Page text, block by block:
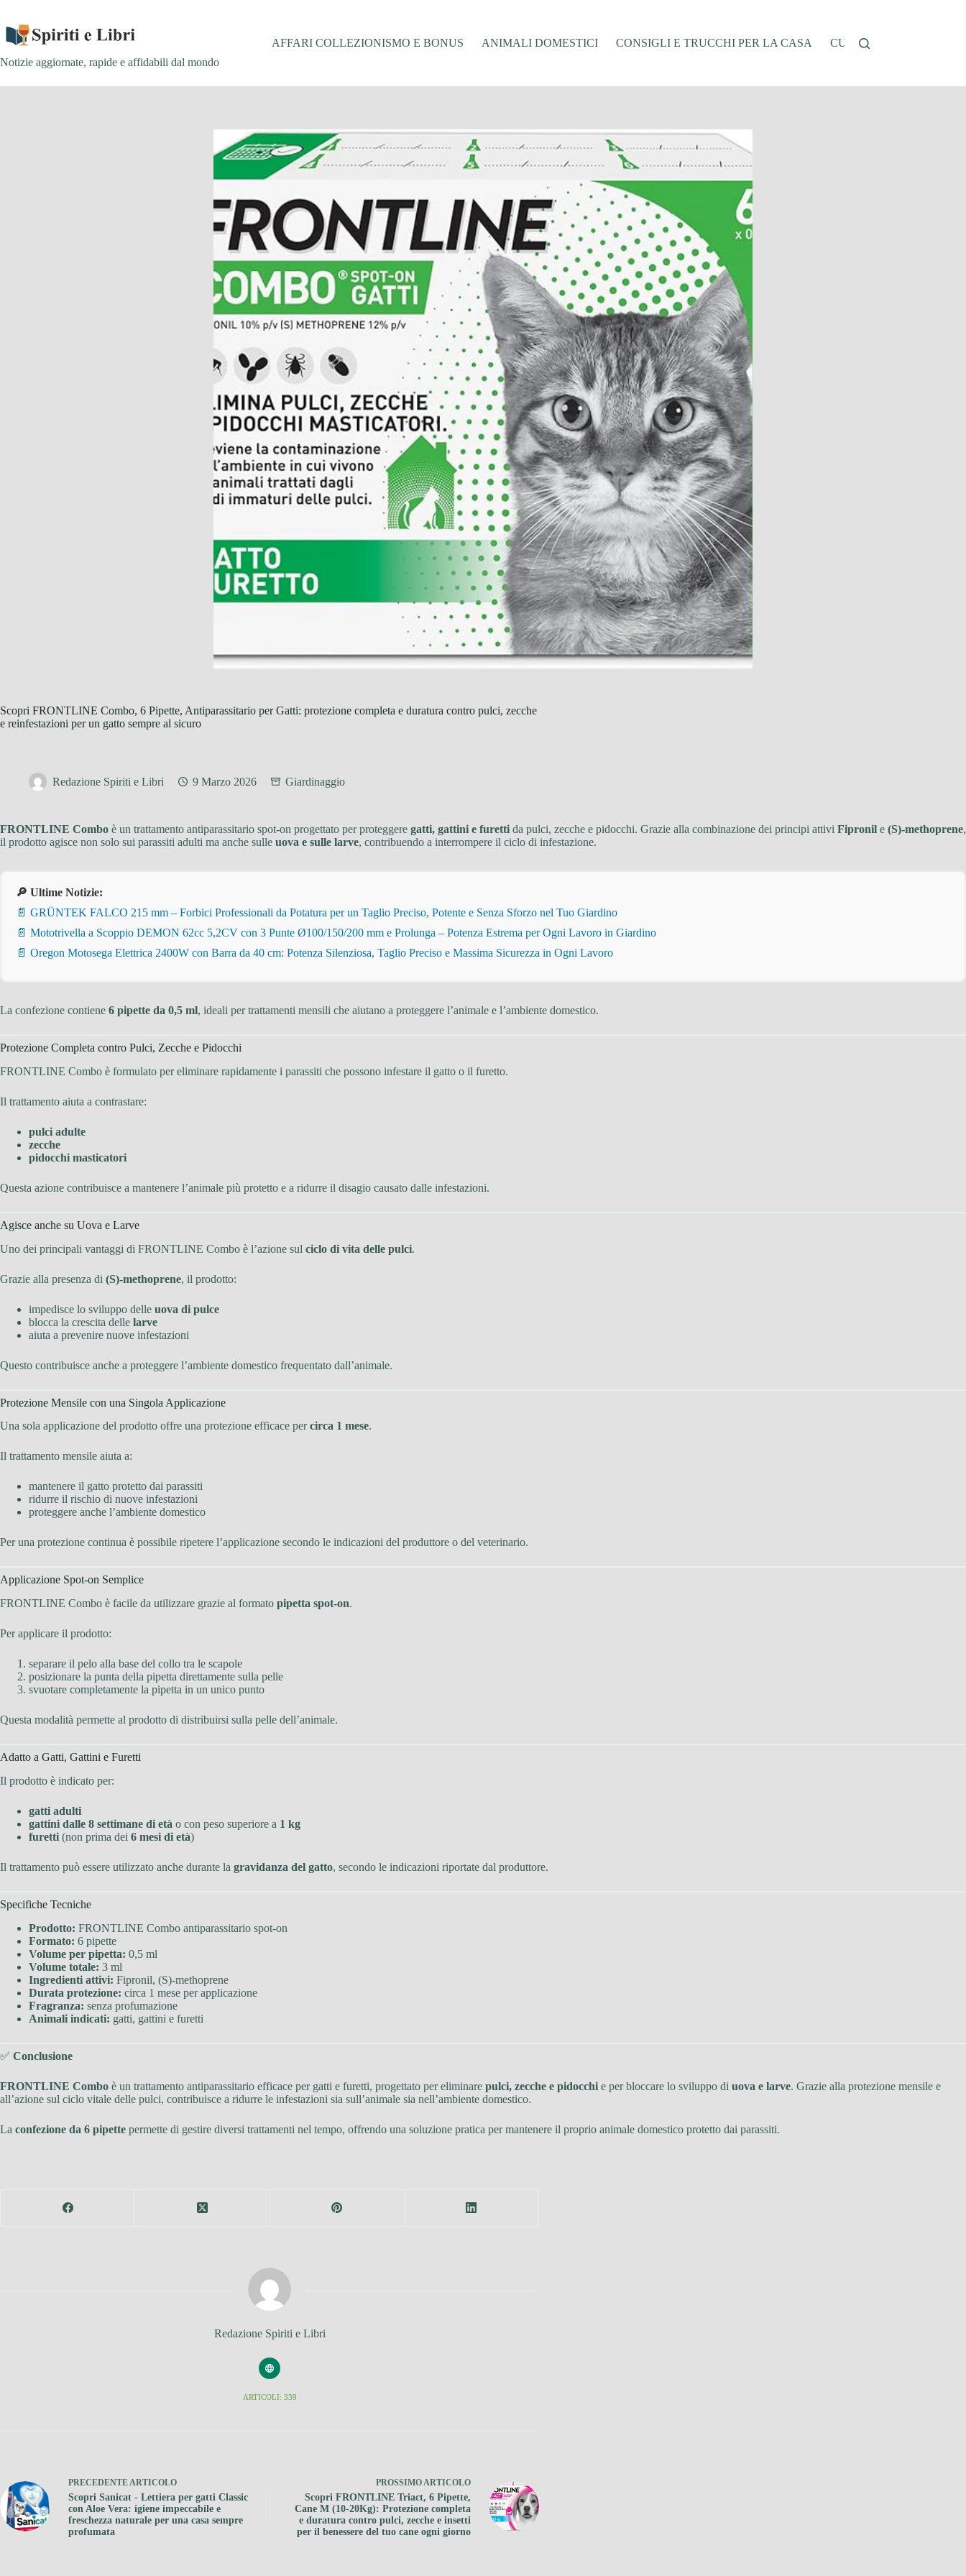
contenuto
Notizie aggiornate, rapide e affidabili dal mondo
AFFARI COLLEZIONISMO E BONUS ANIMALI DOMESTICI CONSIGLI E TRUCCHI PER LA CASA CUCINA E RICETTE
Scopri FRONTLINE Combo, 6 Pipette, Antiparassitario per Gatti: protezione completa e duratura contro pulci, zecche
e reinfestazioni per un gatto sempre al sicuro
Redazione Spiriti e Libri 9 Marzo 2026 Giardinaggio
FRONTLINE Combo è un trattamento antiparassitario spot-on progettato per proteggere gatti, gattini e furetti da pulci, zecche e pidocchi. Grazie alla combinazione dei principi attivi Fipronil e (S)-methoprene,
il prodotto agisce non solo sui parassiti adulti ma anche sulle uova e sulle larve, contribuendo a interrompere il ciclo di infestazione.
🔎 Ultime Notizie:
📄 GRÜNTEK FALCO 215 mm – Forbici Professionali da Potatura per un Taglio Preciso, Potente e Senza Sforzo nel Tuo Giardino
📄 Mototrivella a Scoppio DEMON 62cc 5,2CV con 3 Punte Ø100/150/200 mm e Prolunga – Potenza Estrema per Ogni Lavoro in Giardino
📄 Oregon Motosega Elettrica 2400W con Barra da 40 cm: Potenza Silenziosa, Taglio Preciso e Massima Sicurezza in Ogni Lavoro
La confezione contiene 6 pipette da 0,5 ml, ideali per trattamenti mensili che aiutano a proteggere l’animale e l’ambiente domestico.
Protezione Completa contro Pulci, Zecche e Pidocchi
FRONTLINE Combo è formulato per eliminare rapidamente i parassiti che possono infestare il gatto o il furetto.
Il trattamento aiuta a contrastare:
pulci adulte
zecche
pidocchi masticatori
Questa azione contribuisce a mantenere l’animale più protetto e a ridurre il disagio causato dalle infestazioni.
Agisce anche su Uova e Larve
Uno dei principali vantaggi di FRONTLINE Combo è l’azione sul ciclo di vita delle pulci.
Grazie alla presenza di (S)-methoprene, il prodotto:
impedisce lo sviluppo delle uova di pulce
blocca la crescita delle larve
aiuta a prevenire nuove infestazioni
Questo contribuisce anche a proteggere l’ambiente domestico frequentato dall’animale.
Protezione Mensile con una Singola Applicazione
Una sola applicazione del prodotto offre una protezione efficace percirca 1 mese.
Il trattamento mensile aiuta a:
mantenere il gatto protetto dai parassiti
ridurre il rischio di nuove infestazioni
proteggere anche l’ambiente domestico
Per una protezione continua è possibile ripetere l’applicazione secondo le indicazioni del produttore o del veterinario.
Applicazione Spot-on Semplice
FRONTLINE Combo è facile da utilizzare grazie al formato pipetta spot-on.
Per applicare il prodotto:
separare il pelo alla base del collo tra le scapole
posizionare la punta della pipetta direttamente sulla pelle
svuotare completamente la pipetta in un unico punto
Questa modalità permette al prodotto di distribuirsi sulla pelle dell’animale.
Adatto a Gatti, Gattini e Furetti
Il prodotto è indicato per:
gatti adulti
gattini dalle 8 settimane di età o con peso superiore a 1 kg
furetti (non prima dei 6 mesi di età)
Il trattamento può essere utilizzato anche durante la gravidanza del gatto, secondo le indicazioni riportate dal produttore.
Specifiche Tecniche
Prodotto: FRONTLINE Combo antiparassitario spot-on
Formato: 6 pipette
Volume per pipetta: 0,5 ml
Volume totale: 3 ml
Ingredienti attivi: Fipronil, (S)-methoprene
Durata protezione: circa 1 mese per applicazione
Fragranza: senza profumazione
Animali indicati: gatti, gattini e furetti
✅ Conclusione
FRONTLINE Combo è un trattamento antiparassitario efficace per gatti e furetti, progettato per eliminare pulci, zecche e pidocchi e per bloccare lo sviluppo di uova e larve. Grazie alla protezione mensile e
all’azione sul ciclo vitale delle pulci, contribuisce a ridurre le infestazioni sia sull’animale sia nell’ambiente domestico.
La confezione da 6 pipette permette di gestire diversi trattamenti nel tempo, offrendo una soluzione pratica per mantenere il proprio animale domestico protetto dai parassiti.
Redazione Spiriti e Libri
ARTICOLI: 339
PRECEDENTE ARTICOLO
Scopri Sanicat - Lettiera per gatti Classic
con Aloe Vera: igiene impeccabile e
freschezza naturale per una casa sempre
profumata
PROSSIMO ARTICOLO
Scopri FRONTLINE Triact, 6 Pipette,
Cane M (10-20Kg): Protezione completa
e duratura contro pulci, zecche e insetti
per il benessere del tuo cane ogni giorno